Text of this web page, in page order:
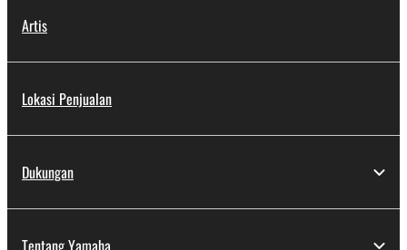
Artis
Lokasi Penjualan
Dukungan